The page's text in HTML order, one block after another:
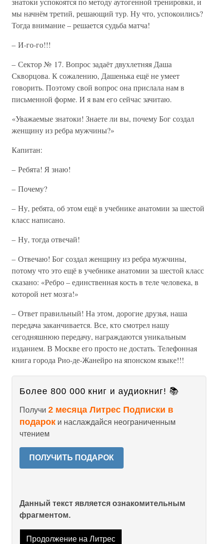
мы начнём третий, решающий тур. Ну что, успокоились?
Тогда внимание – решается судьба матча!
– И-го-го!!!
– Сектор № 17. Вопрос задаёт двухлетняя Даша
Скворцова. К сожалению, Дашенька ещё не умеет
говорить. Поэтому свой вопрос она прислала нам в
письменной форме. И я вам его сейчас зачитаю.
«Уважаемые знатоки! Знаете ли вы, почему Бог создал
женщину из ребра мужчины?»
Капитан:
– Ребята! Я знаю!
– Почему?
– Ну, ребята, об этом ещё в учебнике анатомии за шестой
класс написано.
– Ну, тогда отвечай!
– Отвечаю! Бог создал женщину из ребра мужчины,
потому что это ещё в учебнике анатомии за шестой класс
сказано: «Ребро – единственная кость в теле человека, в
которой нет мозга!»
– Ответ правильный! На этом, дорогие друзья, наша
передача заканчивается. Все, кто смотрел нашу
сегодняшнюю передачу, награждаются уникальным
изданием. В Москве его просто не достать. Телефонная
книга города Рио-де-Жанейро на японском языке!!!
Более 800 000 книг и аудиокниг! 📚
Получи 2 месяца Литрес Подписки в
подарок и наслаждайся неограниченным
чтением
ПОЛУЧИТЬ ПОДАРОК
Данный текст является ознакомительным
фрагментом.
Продолжение на Литрес